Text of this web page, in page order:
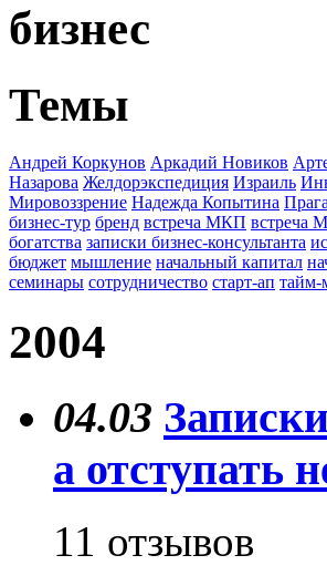
бизнес
Темы
Андрей Коркунов Аркадий Новиков
Назарова Желдорэкспедиция Израиль
Мировоззрение Надежда Копытина
бизнес-тур бренд встреча МКП
богатства записки бизнес-консультанта
бюджет мышление начальный капитал
семинары сотрудничество старт-ап тайм-
2004
04.03
а отступать
11 отзывов